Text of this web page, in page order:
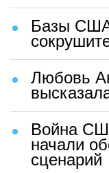
Базы США
Любовь
Война
начали
сценарий